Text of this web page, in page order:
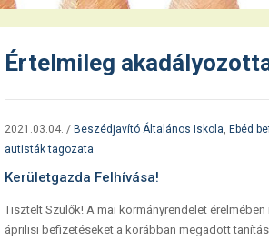
Értelmileg
2021.03.04. / Beszédjavító Általános Iskola, Ebéd
autisták tagozata
Kerületgazda Felhívása!
Tisztelt Szülők! A mai kormányrendelet
áprilisi befizetéseket a korábban megadott